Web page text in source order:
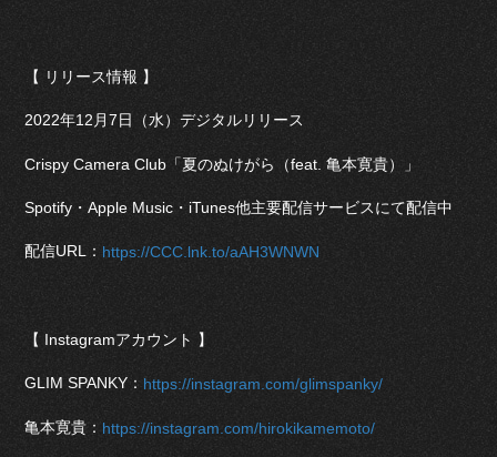
【 リリース情報 】
2022年12月7日（水）デジタルリリース
Crispy Camera Club「夏のぬけがら（feat. 亀本寛貴）」
Spotify・Apple Music・iTunes他主要配信サービスにて配信中
配信URL： https://CCC.lnk.to/aAH3WNWN
【 Instagramアカウント 】
GLIM SPANKY： https://instagram.com/glimspanky/
亀本寛貴： https://instagram.com/hirokikamemoto/